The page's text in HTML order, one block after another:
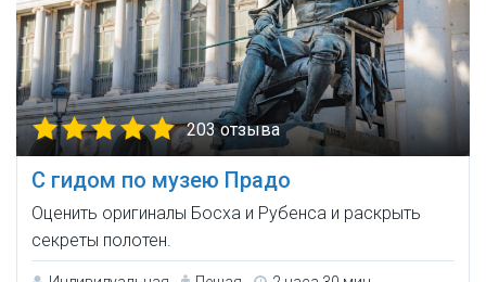
203 отзыва
С гидом по музею Прадо
Оценить оригиналы Босха и Рубенса и раскрыть
секреты полотен.